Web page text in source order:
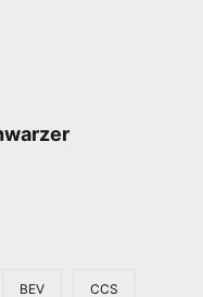
BEV CCS